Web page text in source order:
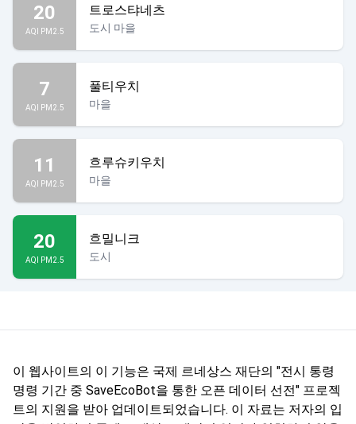
20
AQI PM2.5
트로스탸네츠
도시 마을
7
AQI PM2.5
풀티우치
마을
11
AQI PM2.5
흐루슈키우치
마을
20
AQI PM2.5
흐밀니크
도시
이 웹사이트의 이 기능은 국제 르네상스 재단의 "전시 통령
명령 기간 중 SaveEcoBot을 통한 오픈 데이터 선전" 프로젝
트의 지원을 받아 업데이트되었습니다. 이 자료는 저자의 입